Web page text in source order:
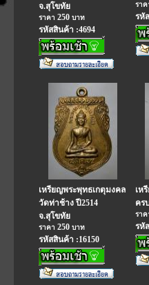
จ.สุโขทัย
ราคา 250 บาท
รหัสสินค้า :4694
รา
รหั
เหรียญพระพุทธเกตุมงคล
วัดท่าช้าง ปี2514
จ.สุโขทัย
ราคา 250 บาท
รหัสสินค้า :16150
เห
คร
รา
รหั